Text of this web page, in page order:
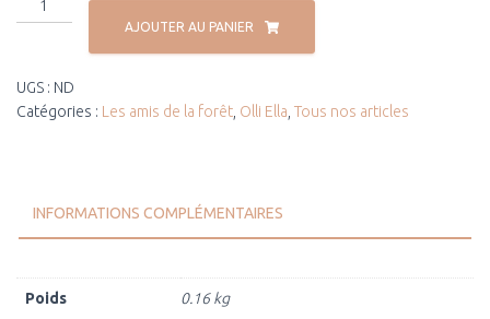
AJOUTER AU PANIER
UGS : ND
Catégories : Les amis de la forêt Olli Ella Tous nos articles
INFORMATIONS COMPLÉMENTAIRES
Poids 0.16 kg